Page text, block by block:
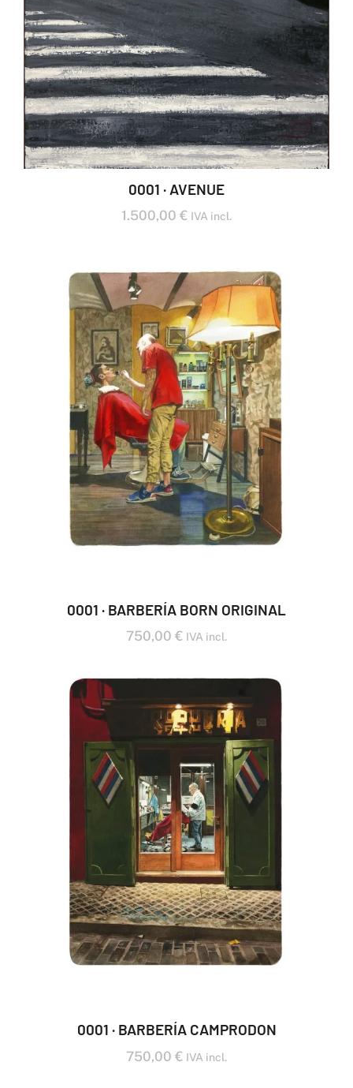
0001 · AVENUE
1.500,00 € IVA incl.
0001 · BARBERÍA BORN ORIGINAL
750,00 € IVA incl.
0001 · BARBERÍA CAMPRODON
750,00 € IVA incl.